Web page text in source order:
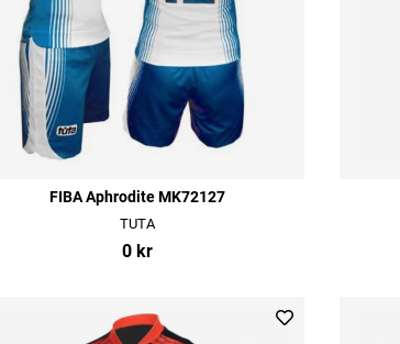
FIBA Aphrodite MK72127
TUTA
0 kr